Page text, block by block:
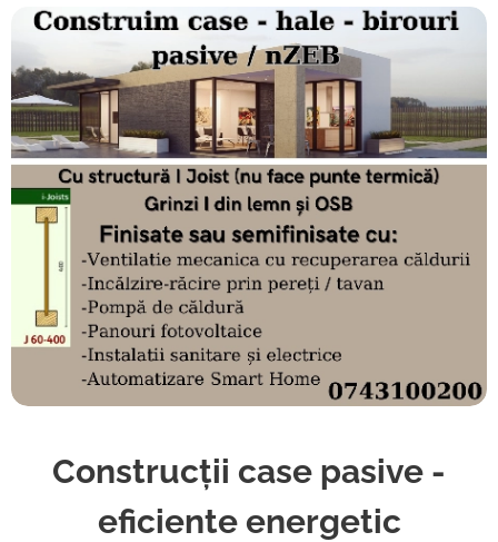
Construcții case pasive -
eficiente energetic